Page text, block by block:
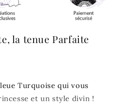
la tenue Parfaite
Turquoise qui vous
et un style divin !